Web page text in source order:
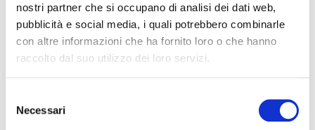
nostri partner che si occupano di analisi dei dati web,
pubblicità e social media, i quali potrebbero combinarle
con altre informazioni che ha fornito loro o che hanno
raccolto dal suo utilizzo dei loro servizi.
delNecessari
Note di innovazione
pratica — newsletter
con obiettivi di crescita, nella forma in cui li usiamo nei
laboratori di pratica con le PMI: applicabili con le